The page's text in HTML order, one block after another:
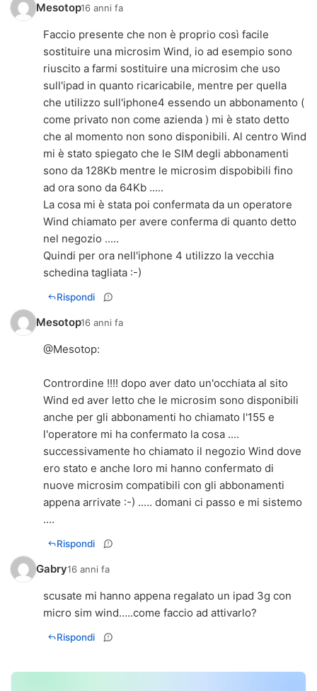
Mesotop16 anni fa
Faccio presente che non è proprio così facile
sostituire una microsim Wind, io ad esempio sono
riuscito a farmi sostituire una microsim che uso
sull'ipad in quanto ricaricabile, mentre per quella
che utilizzo sull'iphone4 essendo un abbonamento (
come privato non come azienda ) mi è stato detto
che al momento non sono disponibili. Al centro Wind
mi è stato spiegato che le SIM degli abbonamenti
sono da 128Kb mentre le microsim dispobibili fino
ad ora sono da 64Kb .....
La cosa mi è stata poi confermata da un operatore
Wind chiamato per avere conferma di quanto detto
nel negozio .....
Quindi per ora nell'iphone 4 utilizzo la vecchia
schedina tagliata :-)
Rispondi
Mesotop16 anni fa
@Mesotop:
Contrordine !!!! dopo aver dato un'occhiata al sito
Wind ed aver letto che le microsim sono disponibili
anche per gli abbonamenti ho chiamato l'155 e
l'operatore mi ha confermato la cosa ....
successivamente ho chiamato il negozio Wind dove
ero stato e anche loro mi hanno confermato di
nuove microsim compatibili con gli abbonamenti
appena arrivate :-) ..... domani ci passo e mi sistemo
....
Rispondi
Gabry16 anni fa
scusate mi hanno appena regalato un ipad 3g con
micro sim wind.....come faccio ad attivarlo?
Rispondi